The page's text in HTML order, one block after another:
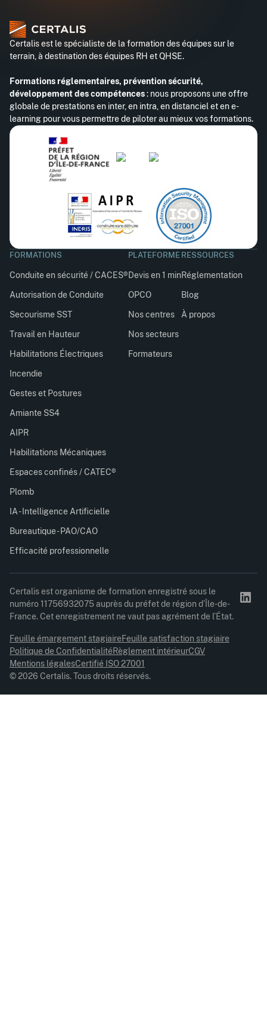
Certalis est le spécialiste de la formation des équipes sur le
terrain, à destination des équipes RH et QHSE.
Formations réglementaires, prévention sécurité,
développement des compétences: nous proposons une offre
globale de prestations en inter, en intra, en distanciel et en e-
learning pour vous permettre de piloter au mieux vos formations.
FORMATIONS
Conduite en sécurité / CACES®
Autorisation de Conduite
Secourisme SST
Travail en Hauteur
Habilitations Électriques
Incendie
Gestes et Postures
Amiante SS4
AIPR
Habilitations Mécaniques
Espaces confinés / CATEC®
Plomb
IA - Intelligence Artificielle
Bureautique - PAO/CAO
Efficacité professionnelle
PLATEFORME
Devis en 1 min
OPCO
Nos centres
Nos secteurs
Formateurs
RESSOURCES
Réglementation
Blog
À propos
Certalis est organisme de formation enregistré sous le
numéro 11756932075 auprès du préfet de région d’Île-de-
France. Cet enregistrement ne vaut pas agrément de l’État.
© 2026 Certalis. Tous droits réservés.
Feuille émargement stagiaireFeuille satisfaction stagiaire
Politique de ConfidentialitéRèglement intérieurCGV
Mentions légalesCertifié ISO 27001